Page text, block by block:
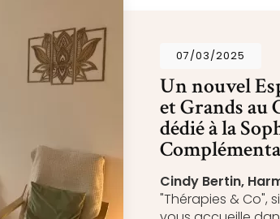
07/03/2025
Un nouvel
et Grands au
dédié à la
Cindy Bertin,
"Thérapies & Co",